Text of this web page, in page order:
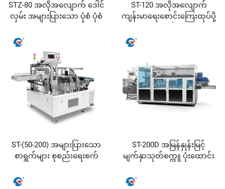
STZ-80 အလိုအလျောက် ဒေါင်
လှမ်း အများပြားသော ပုံစံ ပုံစံ
ST-120 အလိုအလျောက်
ကျန်းမာရေးစောင်းကြေးထုပ်ပို့
ST-(50-200) အများပြားသော
စာရွက်များ စုစည်းရေးစက်
ST-200D အမြန်နှုန်းမြင့်
မျက်နှာသုတ်စက္ကူ ပုံးထောင်း